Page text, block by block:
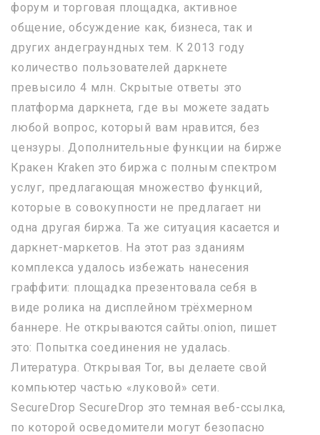
форум и торговая площадка, активное
общение, обсуждение как, бизнеса, так и
других андеграундных тем. К 2013 году
количество пользователей даркнете
превысило 4 млн. Скрытые ответы это
платформа даркнета, где вы можете задать
любой вопрос, который вам нравится, без
цензуры. Дополнительные функции на бирже
Кракен Kraken это биржа с полным спектром
услуг, предлагающая множество функций,
которые в совокупности не предлагает ни
одна другая биржа. Та же ситуация касается и
даркнет-маркетов. На этот раз зданиям
комплекса удалось избежать нанесения
граффити: площадка презентовала себя в
виде ролика на дисплейном трёхмерном
баннере. Не открываются сайты.onion, пишет
это: Попытка соединения не удалась.
Литература. Открывая Tor, вы делаете свой
компьютер частью «луковой» сети.
SecureDrop SecureDrop это темная веб-ссылка,
по которой осведомители могут безопасно